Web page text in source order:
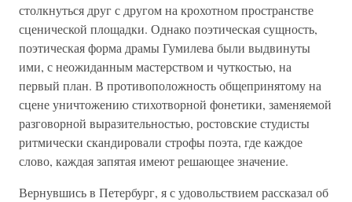
столкнуться друг с другом на крохотном пространстве
сценической площадки. Однако поэтическая сущность,
поэтическая форма драмы Гумилева были выдвинуты
ими, с неожиданным мастерством и чуткостью, на
первый план. В противоположность общепринятому на
сцене уничтожению стихотворной фонетики, заменяемой
разговорной выразительностью, ростовские студисты
ритмически скандировали строфы поэта, где каждое
слово, каждая запятая имеют решающее значение.
Вернувшись в Петербург, я с удовольствием рассказал об